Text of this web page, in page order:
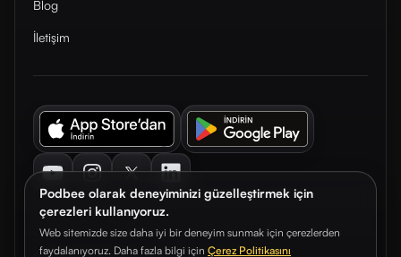
Podbee olarak deneyiminizi güzelleştirmek için
çerezleri kullanıyoruz.
Web sitemizde size daha iyi bir deneyim sunmak için çerezlerden
faydalanıyoruz. Daha fazla bilgi için Çerez Politikasını
Blog
İletişim